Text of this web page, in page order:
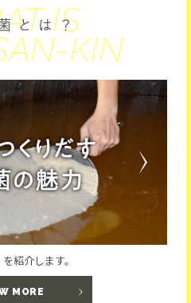
IS
KIN
紹介します。
MORE